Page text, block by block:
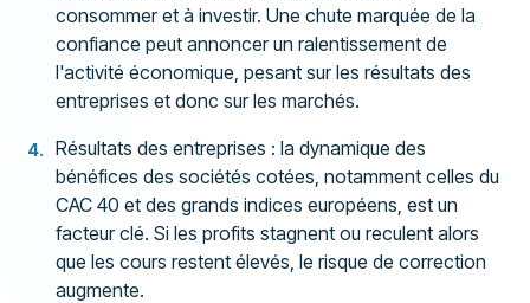
consommer et à investir. Une chute marquée de la
confiance peut annoncer un ralentissement de
l'activité économique, pesant sur les résultats des
entreprises et donc sur les marchés.
Résultats des entreprises : la dynamique des
bénéfices des sociétés cotées, notamment celles du
CAC 40 et des grands indices européens, est un
facteur clé. Si les profits stagnent ou reculent alors
que les cours restent élevés, le risque de correction
augmente.